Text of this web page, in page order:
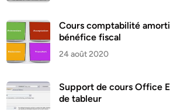
Cours comptabilité
bénéfice fiscal
24 août 2020
Support de cours Office
de tableur